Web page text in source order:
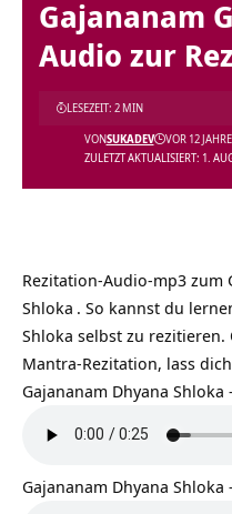
Gajananam
Audio zur
ZULETZT AKTUALISIERT: 1.
VONSUKADEV VOR 12
LESEZEIT: 2 MIN
Rezitation-Audio-mp3 zum
Shloka . So kannst du
Shloka selbst zu
Mantra-Rezitation, lass
Gajananam Dhyana Shloka
Gajananam Dhyana Shloka